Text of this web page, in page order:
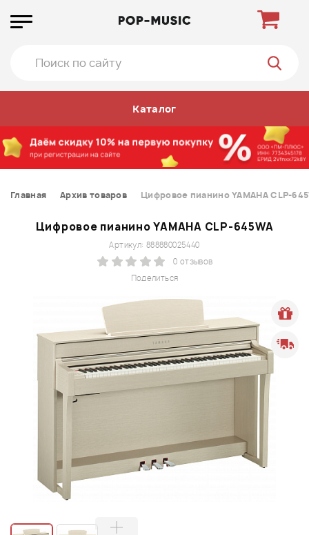
Каталог
Главная Архив товаров Цифровое пианино YAMAHA CLP-
Цифровое пианино YAMAHA CLP-645WA
Поделиться
Артикул: 888880025440
0 отзывов